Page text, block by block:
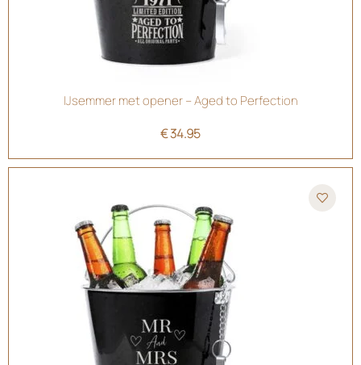
IJsemmer met opener – Aged to Perfection
€34.95